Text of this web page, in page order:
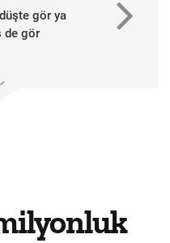
gör ya
de gör